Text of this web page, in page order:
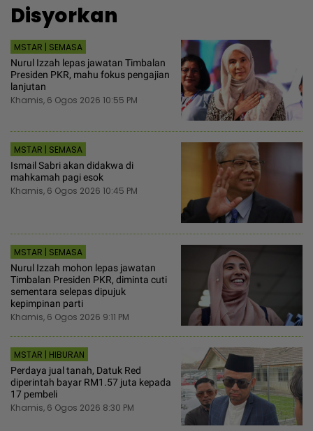
Disyorkan
MSTAR | SEMASA
Nurul Izzah lepas jawatan Timbalan
Presiden PKR, mahu fokus pengajian
lanjutan
Khamis, 6 Ogos 2026 10:55 PM
MSTAR | SEMASA
Ismail Sabri akan didakwa di
mahkamah pagi esok
Khamis, 6 Ogos 2026 10:45 PM
MSTAR | SEMASA
Nurul Izzah mohon lepas jawatan
Timbalan Presiden PKR, diminta cuti
sementara selepas dipujuk
kepimpinan parti
Khamis, 6 Ogos 2026 9:11 PM
MSTAR | HIBURAN
Perdaya jual tanah, Datuk Red
diperintah bayar RM1.57 juta kepada
17 pembeli
Khamis, 6 Ogos 2026 8:30 PM